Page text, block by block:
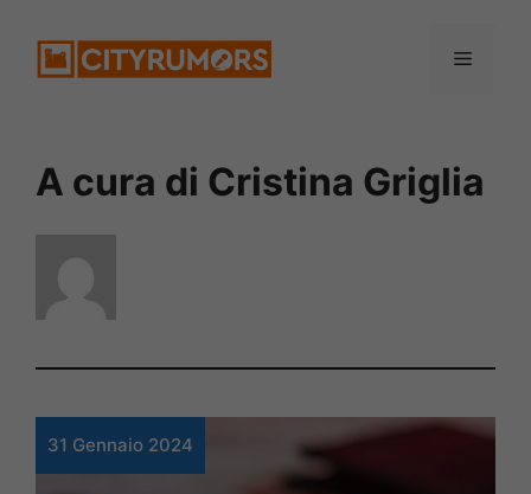
Menu
A cura di Cristina Griglia
31 Gennaio 2024